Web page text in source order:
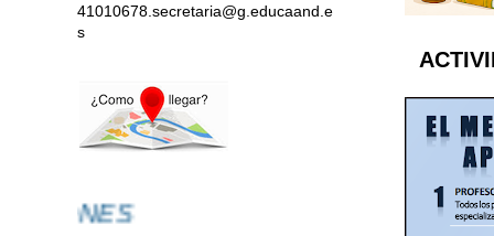
41010678.secretaria@g.educaand.e
s